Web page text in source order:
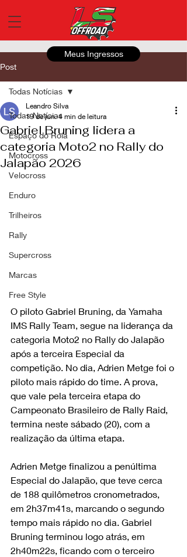
Meus Ingressos
Post
Todas Notícias
Espaço do Roia
Motocross
Velocross
Enduro
Trilheiros
Rally
Supercross
Marcas
Free Style
Todas Notícias
Gabriel Bruning lidera a
categoria Moto2 no Rally do
Jalapão 2026
Leandro Silva
19 de jun. 4 min de leitura
O piloto Gabriel Bruning, da Yamaha
IMS Rally Team, segue na liderança da
categoria Moto2 no Rally do Jalapão
após a terceira Especial da
competição. No dia, Adrien Metge foi o
piloto mais rápido do time. A prova,
que vale pela terceira etapa do
Campeonato Brasileiro de Rally Raid,
termina neste sábado (20), com a
realização da última etapa.
Adrien Metge finalizou a penúltima
Especial do Jalapão, que teve cerca
de 188 quilômetros cronometrados,
em 2h37m41s, marcando o segundo
tempo mais rápido no dia. Gabriel
Bruning terminou logo atrás, em
2h40m22s, ficando com o terceiro